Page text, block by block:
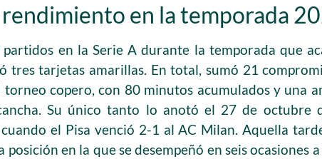
en la temporada
en la Serie A durante la temporada que
tres tarjetas amarillas. En total, sumó 21
torneo copero, con 80 minutos acumulados y una
Su único tanto lo anotó el 27 de octubre
el Pisa venció 2-1 al AC Milan. Aquella
en la que se desempeñó en seis ocasiones